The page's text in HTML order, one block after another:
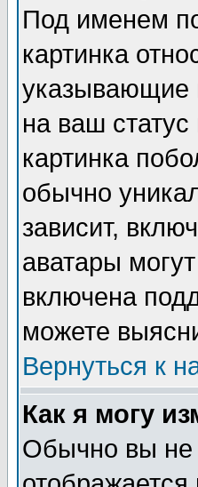
Под именем
картинка
указывающие
на ваш
картинка
обычно
зависит,
аватары
включена
можете
Вернуться к
Как я могу
Обычно вы не